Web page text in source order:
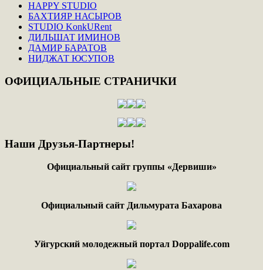
HAPPY STUDIO
БАХТИЯР НАСЫРОВ
STUDIO KonkURent
ДИЛЬШАТ ИМИНОВ
ДАМИР БАРАТОВ
НИДЖАТ ЮСУПОВ
ОФИЦИАЛЬНЫЕ СТРАНИЧКИ
Наши Друзья-Партнеры!
Официальный сайт группы «Дервиши»
Официальный сайт Дильмурата Бахарова
Уйгурский молодежный портал Doppalife.com